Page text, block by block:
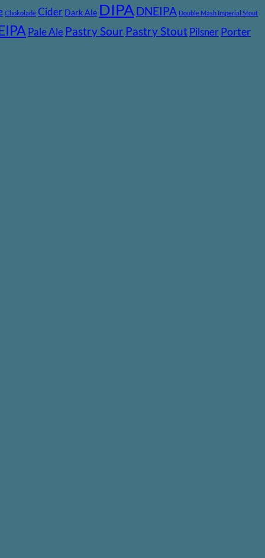
Chokolade Cider Dark Ale DIPA DNEIPA Double Mash Imperial Stout
Pale Ale Pastry Sour Pastry StoutPilsnerPorter